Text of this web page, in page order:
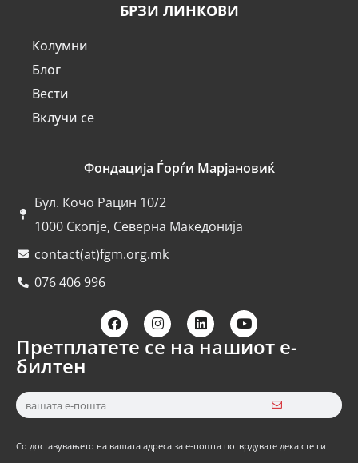
БРЗИ ЛИНКОВИ
Колумни
Блог
Вести
Вклучи се
Фондација Ѓорѓи Марјановиќ
Бул. Кочо Рацин 10/2
1000 Скопје, Северна Македонија
contact(at)fgm.org.mk
076 406 996
Претплатете се на нашиот е-
билтен
Со доставувањето на вашата адреса за е-пошта потврдувате дека сте ги